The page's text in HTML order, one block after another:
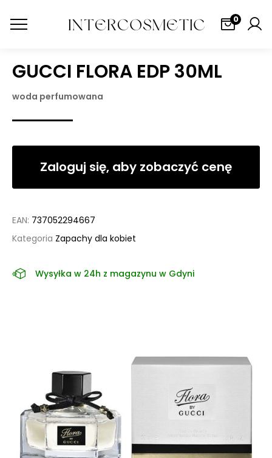
0
GUCCI FLORA EDP 30ML
woda perfumowana
Zaloguj się, aby zobaczyć cenę
EAN: 737052294667
Kategoria Zapachy dla kobiet
Wysyłka w 24h z magazynu w Gdyni